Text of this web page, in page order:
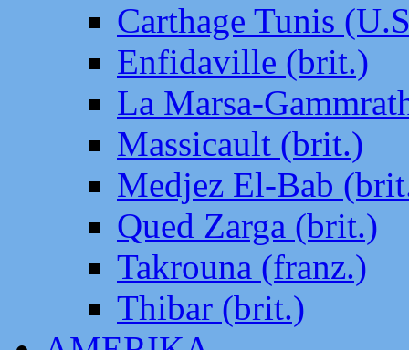
Carthage Tunis
Enfidaville (brit.)
La Marsa-
Massicault (brit.)
Medjez El-Bab
Qued Zarga (brit.)
Takrouna (franz.)
Thibar (brit.)